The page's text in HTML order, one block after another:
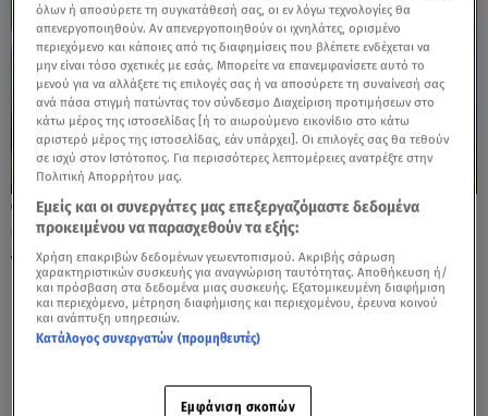
15.04.26, 15:49
Οι «παλιοί» έδειξαν στους νέους πώς
γίνεται!
όλων ή αποσύρετε τη συγκατάθεσή σας, οι εν λόγω τεχνολογίες θα
απενεργοποιηθούν. Αν απενεργοποιηθούν οι ιχνηλάτες, ορισμένο
περιεχόμενο και κάποιες από τις διαφημίσεις που βλέπετε ενδέχεται να
μην είναι τόσο σχετικές με εσάς. Μπορείτε να επανεμφανίσετε αυτό το
μενού για να αλλάξετε τις επιλογές σας ή να αποσύρετε τη συναίνεσή σας
ανά πάσα στιγμή πατώντας τον σύνδεσμο Διαχείριση προτιμήσεων στο
κάτω μέρος της ιστοσελίδας [ή το αιωρούμενο εικονίδιο στο κάτω
αριστερό μέρος της ιστοσελίδας, εάν υπάρχει]. Οι επιλογές σας θα τεθούν
σε ισχύ στον Ιστότοπος. Για περισσότερες λεπτομέρειες ανατρέξτε στην
Πολιτική Απορρήτου μας.
Εμείς και οι συνεργάτες μας επεξεργαζόμαστε δεδομένα
προκειμένου να παρασχεθούν τα εξής:
Χρήση επακριβών δεδομένων γεωεντοπισμού. Ακριβής σάρωση
χαρακτηριστικών συσκευής για αναγνώριση ταυτότητας. Αποθήκευση ή/
και πρόσβαση στα δεδομένα μιας συσκευής. Εξατομικευμένη διαφήμιση
και περιεχόμενο, μέτρηση διαφήμισης και περιεχομένου, έρευνα κοινού
και ανάπτυξη υπηρεσιών.
Κατάλογος συνεργατών (προμηθευτές)
Εμφάνιση σκοπών